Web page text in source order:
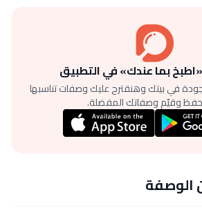
بما عندك» في التطبيق
في بيتك وهنقترح عليك وصفات تناسبها
وقيّم وصفاتك المفضلة.
الوصفة